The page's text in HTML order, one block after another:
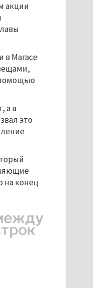
акции
в Магасе
а в
это
на конец